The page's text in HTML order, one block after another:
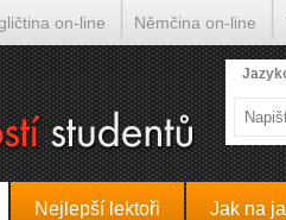
Nejlepší lektoři Jak na
on-line Němčina on-line